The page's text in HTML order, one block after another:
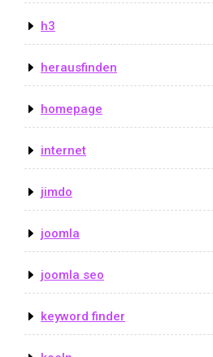
h3
herausfinden
homepage
internet
jimdo
joomla
joomla seo
keyword finder